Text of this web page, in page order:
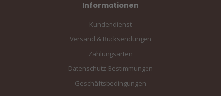
Informationen
Kundendienst
Versand & Rücksendungen
Zahlungsarten
Datenschutz-Bestimmungen
Geschäftsbedingungen